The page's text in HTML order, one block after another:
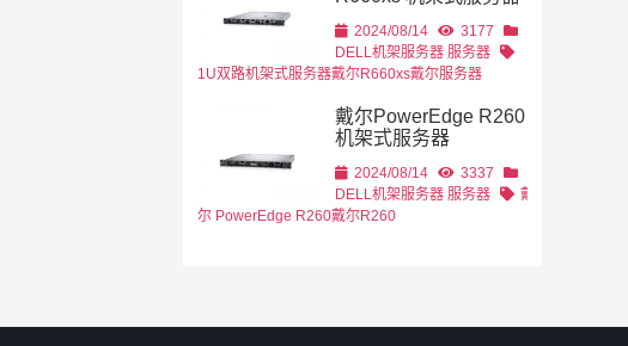
2024/08/14
3177
DELL机架服务器 服务器
1U双路机架式服务器戴尔R660xs戴尔服务器
戴尔PowerEdge R260
机架式服务器
2024/08/14
3337
DELL机架服务器 服务器
戴
尔 PowerEdge R260戴尔R260